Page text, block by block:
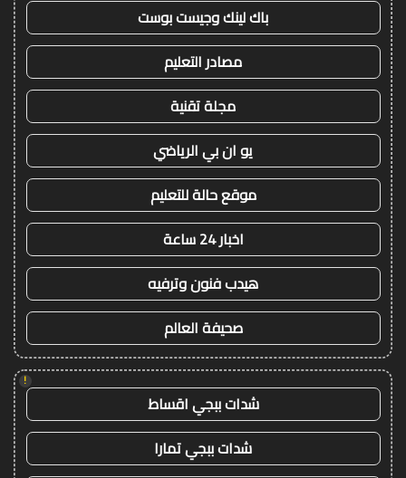
باك لينك وجيست بوست
مصادر التعليم
مجلة تقنية
يو ان بي الرياضي
موقع حالة للتعليم
اخبار 24 ساعة
هيدب فنون وترفيه
صحيفة العالم
!
شدات ببجي اقساط
شدات ببجي تمارا